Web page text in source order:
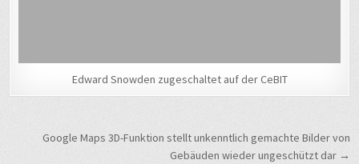
Edward Snowden zugeschaltet auf der CeBIT
Beitragsnavigation
Google Maps 3D-Funktion stellt unkenntlich gemachte Bilder von
Gebäuden wieder ungeschützt dar →